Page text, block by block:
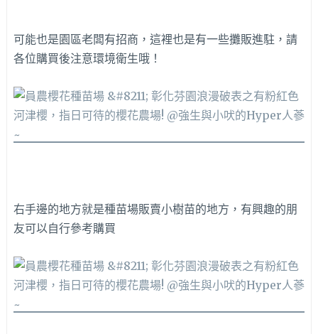
可能也是園區老闆有招商，這裡也是有一些攤販進駐，請
各位購買後注意環境衛生哦！
右手邊的地方就是種苗場販賣小樹苗的地方，有興趣的朋
友可以自行參考購買